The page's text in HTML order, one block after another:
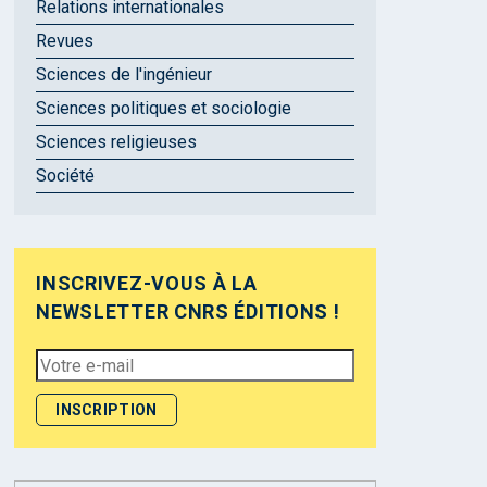
Relations internationales
Revues
Sciences de l'ingénieur
Sciences politiques et sociologie
Sciences religieuses
Société
INSCRIVEZ-VOUS À LA
NEWSLETTER CNRS ÉDITIONS !